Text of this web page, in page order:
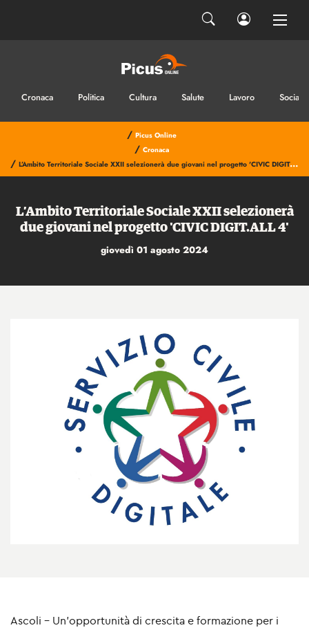
Cronaca Politica Cultura Salute Lavoro Sociale
/ Picus Online
/ Cronaca
/ L’Ambito Territoriale Sociale XXII selezionerà due giovani nel progetto 'CIVIC DIGIT.ALL 4'
L’Ambito Territoriale Sociale XXII selezionerà
due giovani nel progetto 'CIVIC DIGIT.ALL 4'
giovedì 01 agosto 2024
Ascoli - Un’opportunità di crescita e formazione per i